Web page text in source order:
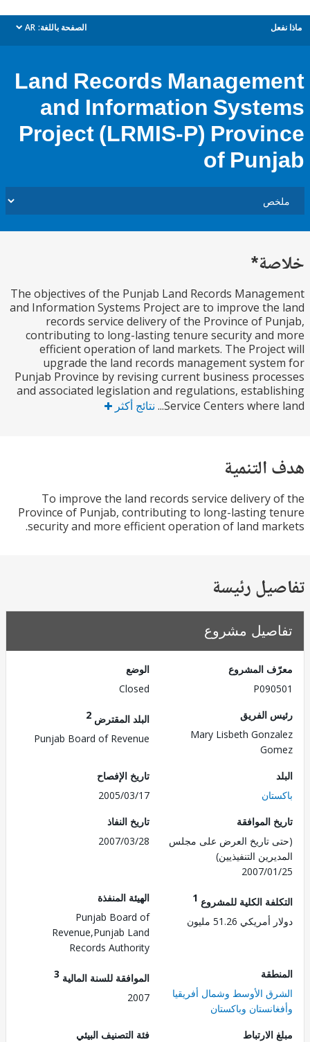
الصفحة باللغة: AR
dropdown
Land Records
and Information
Project (LRMIS-P)
of
The objectives of the Punjab Land Records
and Information Systems Project are to improve
records service delivery of the Province of
contributing to long-lasting tenure security
efficient operation of land markets. The
upgrade the land records management
Punjab Province by revising current business
and associated legislation and regulations,
Service Centers where نتائج أكثر
To improve the land records service delivery
Province of Punjab, contributing to long-lasting
security and more efficient operation of land
رئيسة
مشروع
المشروع
الفريق
Mary Lisbeth
البلد المقترض
Punjab Board of Revenue
تاريخ الإفصاح
2005/03/17
الموافقة
تاريخ العرض على مجلس
التنفيذيين)
2007/
تاريخ النفاذ
2007/03/28
الكلية للمشروع1
51.26 مليون
الهيئة المنفذة
Punjab Board of
Revenue,Punjab Land
Records Authority
الأوسط وشمال أفريقيا
وباكستان
الموافقة للسنة المالية3
2007
فئة التصنيف البيئي